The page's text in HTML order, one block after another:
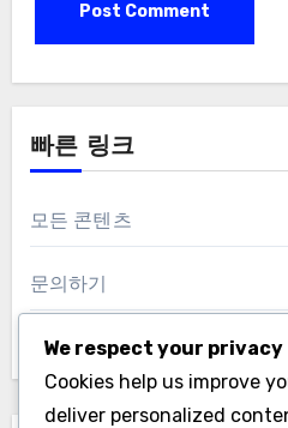
빠른 링크
모든 콘텐츠
문의하기
우리의 이야기
We respect your privacy
Cookies help us improve
deliver personalized